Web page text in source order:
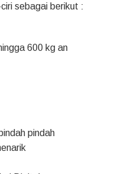
sebagai berikut :
600 kg an
pindah